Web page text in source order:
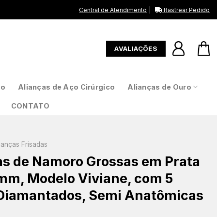
Central de Atendimento Rastrear Pedido
AVALIAÇÕES
Alianças de Aço Cirúrgico Alianças de Ouro
CONTATO
Frisadas
de Namoro Grossas em Prata
Modelo Viviane, com 5
Semi Anatômicas